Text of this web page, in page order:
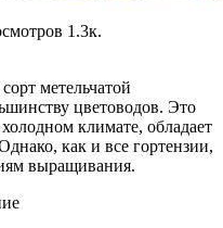
1.3к.
метельчатой
цветоводов. Это
климате, обладает
как и все гортензии,
выращивания.